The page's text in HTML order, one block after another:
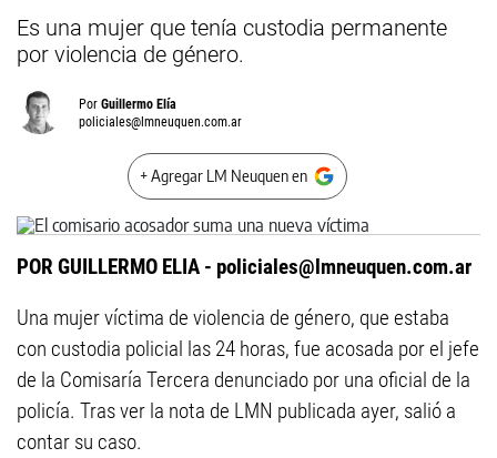
Es una mujer que tenía custodia permanente
por violencia de género.
Por Guillermo Elía
policiales@lmneuquen.com.ar
+ Agregar LM Neuquen en
POR GUILLERMO ELIA - policiales@lmneuquen.com.ar
Una mujer víctima de violencia de género, que estaba
con custodia policial las 24 horas, fue acosada por el jefe
de la Comisaría Tercera denunciado por una oficial de la
policía. Tras ver la nota de LMN publicada ayer, salió a
contar su caso.